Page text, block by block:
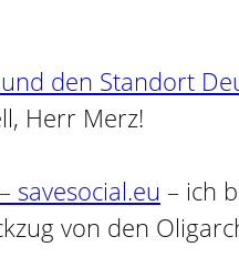
den Standort
Herr Merz!
savesocial.eu – ich
von den